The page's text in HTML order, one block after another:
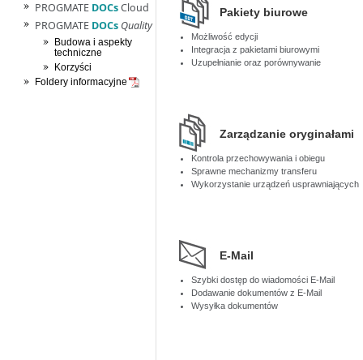
PROGMATE DOCsCloud
PROGMATE DOCs Quality
Budowa i aspekty
techniczne
Korzyści
Foldery informacyjne
Pakiety biurowe
Możliwość edycji
Integracja z pakietami biurowymi
Uzupełnianie oraz porównywanie
Zarządzanie oryginałami
Kontrola przechowywania i obiegu
Sprawne mechanizmy transferu
Wykorzystanie urządzeń usprawniających
E-Mail
Szybki dostęp do wiadomości E-Mail
Dodawanie dokumentów z E-Mail
Wysyłka dokumentów